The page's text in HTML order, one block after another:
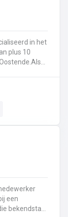
in het
plus 10
voor:
van
Je weet de
aanpakken. Dan is dit zeker de job voor jou!
een
bekendstaat